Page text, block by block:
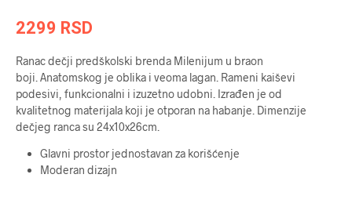
2299 RSD
Ranac dečji predškolski brenda Milenijum u braon
boji. Anatomskog je oblika i veoma lagan. Rameni kaiševi
podesivi, funkcionalni i izuzetno udobni. Izrađen je od
kvalitetnog materijala koji je otporan na habanje. Dimenzije
dečjeg ranca su 24x10x26cm.
Glavni prostor jednostavan za korišćenje
Moderan dizajn